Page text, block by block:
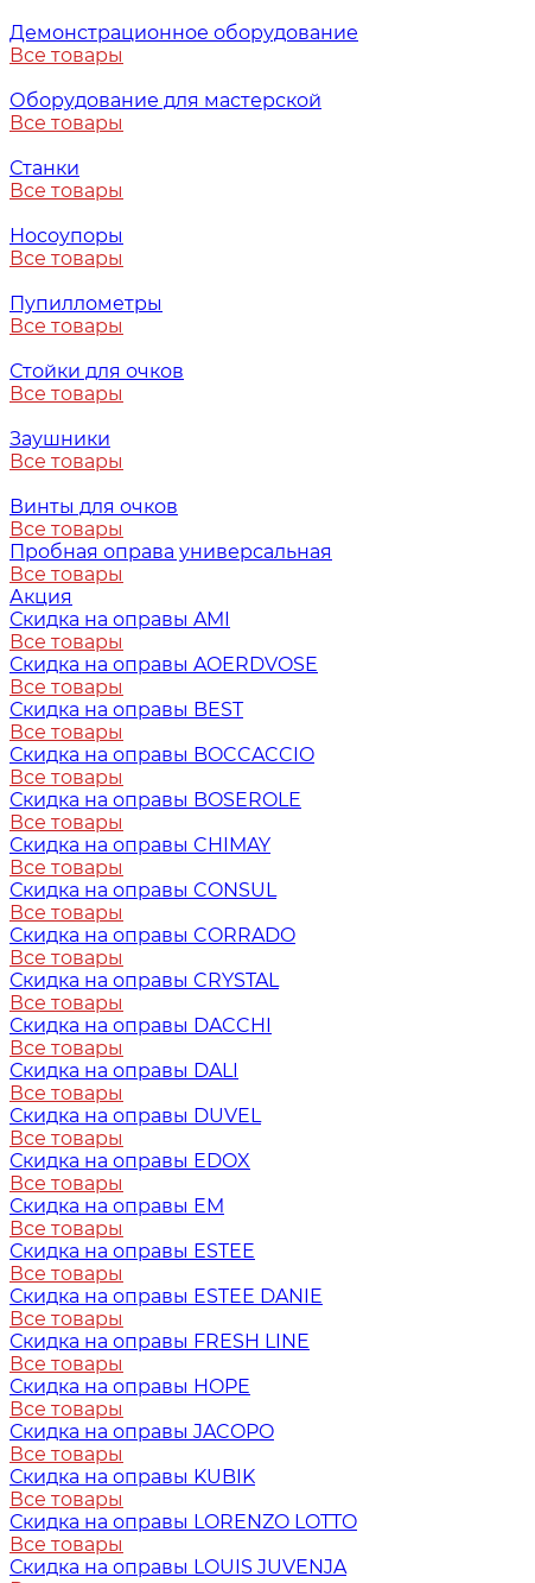
Демонстрационное оборудование
Все товары
Оборудование для мастерской
Все товары
Станки
Все товары
Носоупоры
Все товары
Пупиллометры
Все товары
Стойки для очков
Все товары
Заушники
Все товары
Винты для очков
Все товары
Пробная оправа универсальная
Все товары
Акция
Скидка на оправы AMI
Все товары
Скидка на оправы AOERDVOSE
Все товары
Скидка на оправы BEST
Все товары
Скидка на оправы BOCCACCIO
Все товары
Скидка на оправы BOSEROLE
Все товары
Скидка на оправы CHIMAY
Все товары
Скидка на оправы CONSUL
Все товары
Скидка на оправы CORRADO
Все товары
Скидка на оправы CRYSTAL
Все товары
Скидка на оправы DACCHI
Все товары
Скидка на оправы DALI
Все товары
Скидка на оправы DUVEL
Все товары
Скидка на оправы EDOX
Все товары
Скидка на оправы EM
Все товары
Скидка на оправы ESTEE
Все товары
Скидка на оправы ESTEE DANIE
Все товары
Скидка на оправы FRESH LINE
Все товары
Скидка на оправы HOPE
Все товары
Скидка на оправы JACOPO
Все товары
Скидка на оправы KUBIK
Все товары
Скидка на оправы LORENZO LOTTO
Все товары
Скидка на оправы LOUIS JUVENJA